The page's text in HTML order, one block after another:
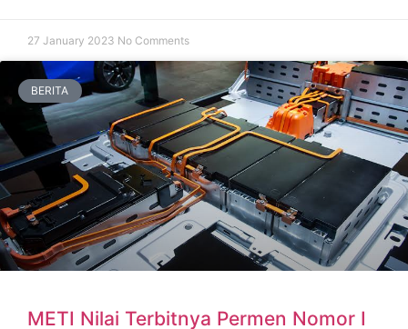
27 January 2023 No Comments
BERITA
METI Nilai Terbitnya Permen Nomor I